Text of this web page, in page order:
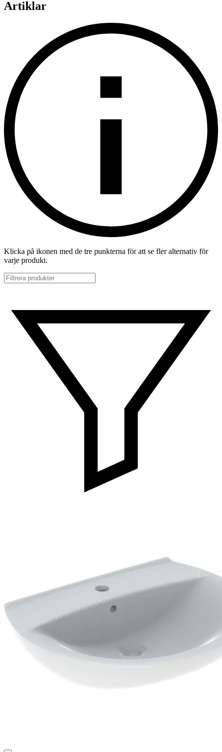
Artiklar
Klicka på ikonen med de tre punkterna för att se fler alternativ för
varje produkt.